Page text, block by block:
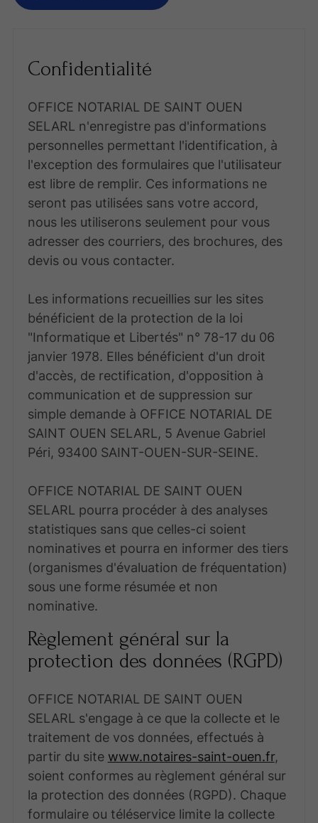
Confidentialité
OFFICE NOTARIAL DE SAINT OUEN
SELARL n'enregistre pas d'informations
personnelles permettant l'identification, à
l'exception des formulaires que l'utilisateur
est libre de remplir. Ces informations ne
seront pas utilisées sans votre accord,
nous les utiliserons seulement pour vous
adresser des courriers, des brochures, des
devis ou vous contacter.
Les informations recueillies sur les sites
bénéficient de la protection de la loi
"Informatique et Libertés" n° 78-17 du 06
janvier 1978. Elles bénéficient d'un droit
d'accès, de rectification, d'opposition à
communication et de suppression sur
simple demande à OFFICE NOTARIAL DE
SAINT OUEN SELARL, 5 Avenue Gabriel
Péri, 93400 SAINT-OUEN-SUR-SEINE.
OFFICE NOTARIAL DE SAINT OUEN
SELARL pourra procéder à des analyses
statistiques sans que celles-ci soient
nominatives et pourra en informer des tiers
(organismes d'évaluation de fréquentation)
sous une forme résumée et non
nominative.
Règlement général sur la
protection des données (RGPD)
OFFICE NOTARIAL DE SAINT OUEN
SELARL s'engage à ce que la collecte et le
traitement de vos données, effectués à
partir du site www.notaires-saint-ouen.fr,
soient conformes au règlement général sur
la protection des données (RGPD). Chaque
formulaire ou téléservice limite la collecte